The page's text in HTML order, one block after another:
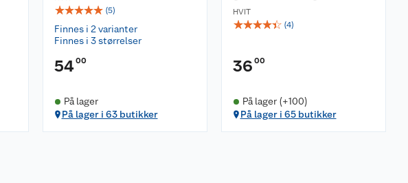
☆☆☆☆☆ (5)
Finnes i 2 varianter
Finnes i 3 størrelser
5400
På lager
På lager i 63 butikker
HVIT
☆☆☆☆☆ (4)
36 00
På lager (+100)
På lager i 65 butikker